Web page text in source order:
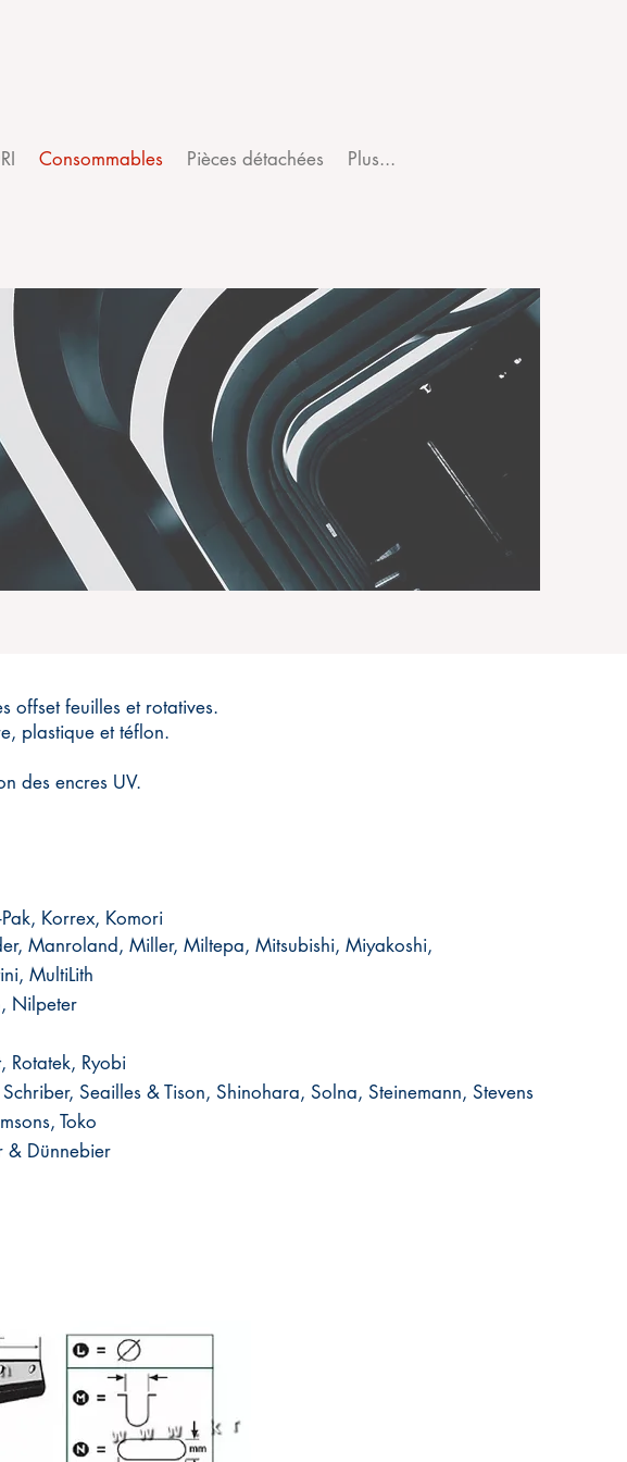
Consommables Pièces détachées Plus...
offset feuilles et rotatives.
plastique et téflon.
des encres UV.
Korrex, Komori​
Manroland, Miller, Miltepa, Mitsubishi, Miyakoshi,
MultiLith​
Nilpeter​
Rotatek, Ryobi​
Seailles & Tison, Shinohara, Solna, Steinemann, Stevens​
Toko
& Dünnebier